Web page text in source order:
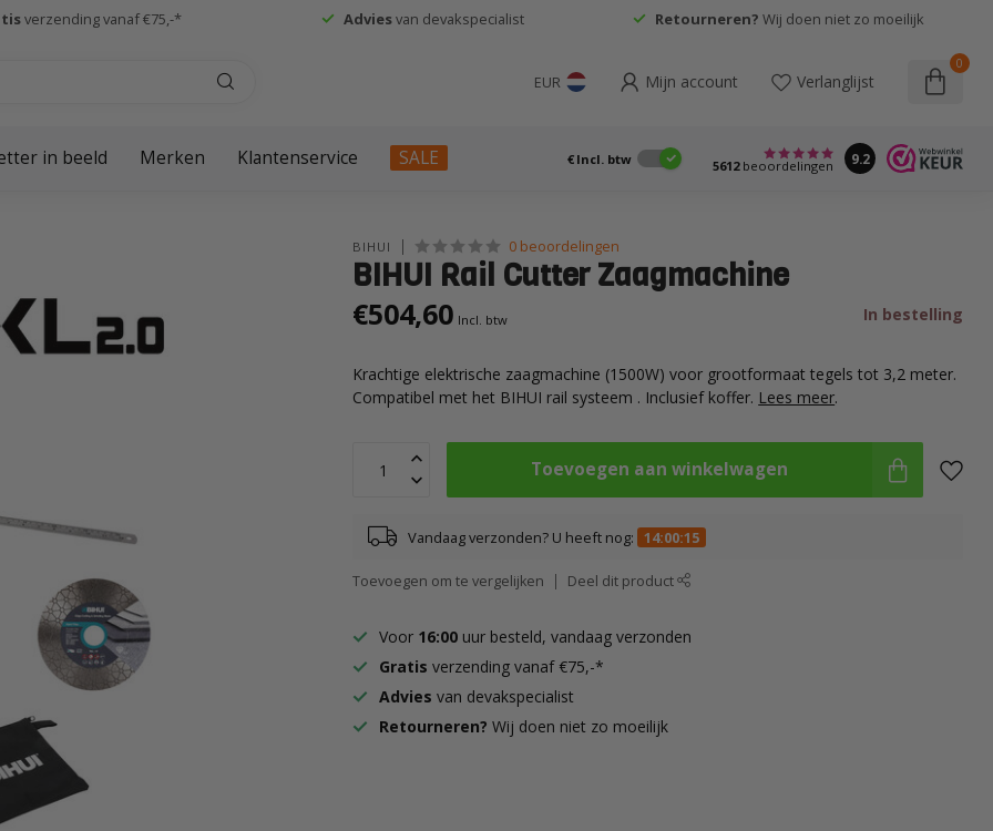
verzending vanaf €75,-* Adviesvan devakspecialist Retourneren? Wij doen niet zo moeilijk
EUR Mijn account Verlanglijst
0
in beeld Merken Klantenservice SALE € Incl. btw 5612beoordelingen 9.2
BIHUI 0 beoordelingen
BIHUI Rail Cutter Zaagmachine
€504,60 Incl. btw In bestelling
Krachtige elektrische zaagmachine (1500W) voor grootformaat tegels tot 3,2 meter.
Compatibel met het BIHUI rail systeem . Inclusief koffer. Lees meer.
Toevoegen aan winkelwagen
Vandaag verzonden? U heeft nog: 14:00:15
Toevoegen om te vergelijken Deel dit product
Voor 16:00 uur besteld, vandaag verzonden
Gratis verzending vanaf €75,-*
Advies van devakspecialist
Retourneren?Wij doen niet zo moeilijk